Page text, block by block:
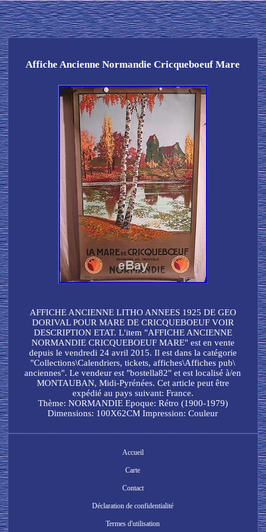
Affiche Ancienne Normandie Cricqueboeuf Mare
AFFICHE ANCIENNE LITHO ANNEES 1925 DE GEO
DORIVAL POUR MARE DE CRICQUEBOEUF VOIR
DESCRIPTION ETAT. L'item "AFFICHE ANCIENNE
NORMANDIE CRICQUEBOEUF MARE" est en vente
depuis le vendredi 24 avril 2015. Il est dans la catégorie
"Collections\Calendriers, tickets, affiches\Affiches pub\
anciennes". Le vendeur est "bostella82" et est localisé à/en
MONTAUBAN, Midi-Pyrénées. Cet article peut être
expédié au pays suivant: France.
Thème: NORMANDIE Epoque: Rétro (1900-1979)
Dimensions: 100X62CM Impression: Couleur
Accueil
Carte
Contact
Déclaration de confidentialité
Termes d'utilisation